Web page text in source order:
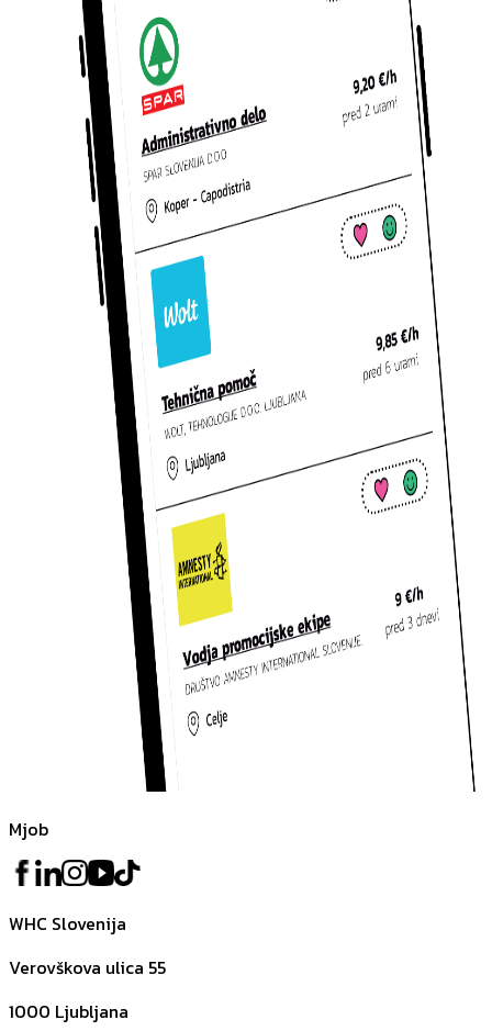
Mjob
WHC Slovenija
Verovškova ulica 55
1000 Ljubljana